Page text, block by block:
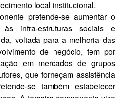
local institucional.
pre­tende-se aumentar o
infra-estruturas sociais e
voltada para a melhoria das
de negócio, tem por
em mer­cados de grupos
que forneçam assistên­cia
se também estabelecer